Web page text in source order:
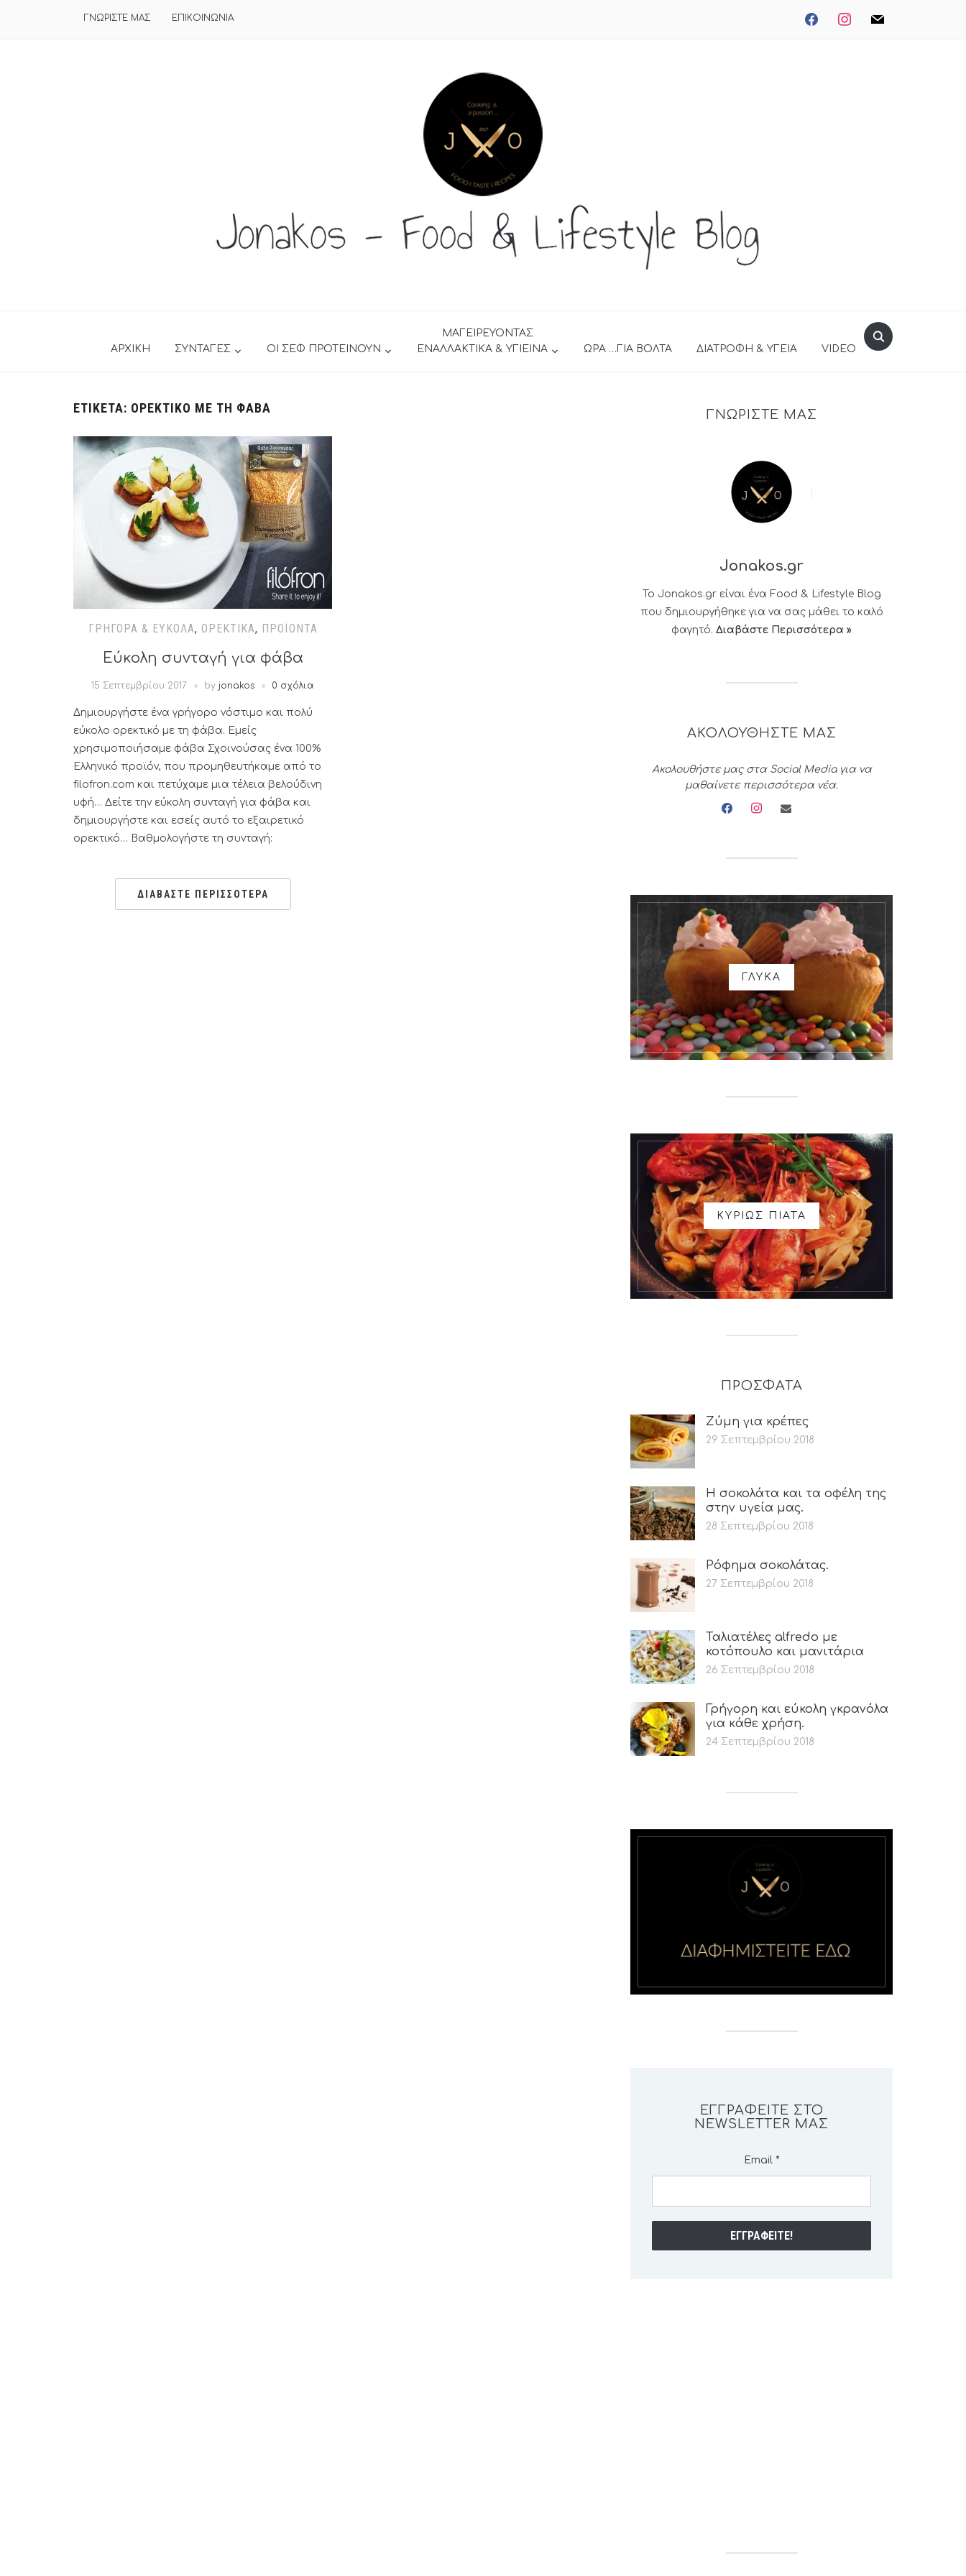
facebookinstagrammail
ΓΝΩΡΙΣΤΕ ΜΑΣ ΕΠΙΚΟΙΝΩΝΙΑ
ΑΡΧΙΚΗ ΣΥΝΤΑΓΕΣ ΟΙ ΣΕΦ ΠΡΟΤΕΙΝΟΥΝ
ΜΑΓΕΙΡΕΥΟΝΤΑΣ
ΕΝΑΛΛΑΚΤΙΚΑ & ΥΓΙΕΙΝΑ
ΩΡΑ …ΓΙΑ ΒΟΛΤΑ ΔΙΑΤΡΟΦΗ & ΥΓΕΙΑ VIDEO
ΕΤΙΚΈΤΑ: ΟΡΕΚΤΙΚΌ ΜΕ ΤΗ ΦΆΒΑ
ΓΡΉΓΟΡΑ & ΕΎΚΟΛΑ, ΟΡΕΚΤΙΚΆ, ΠΡΟΪΌΝΤΑ
Εύκολη συνταγή για φάβα
15 Σεπτεμβρίου 2017 by jonakos 0 σχόλια
Δημιουργήστε ένα γρήγορο νόστιμο και πολύ
εύκολο ορεκτικό με τη φάβα. Εμείς
χρησιμοποιήσαμε φάβα Σχοινούσας ένα 100%
Ελληνικό προϊόν, που προμηθευτήκαμε από το
filofron.com και πετύχαμε μια τέλεια βελούδινη
υφή… Δείτε την εύκολη συνταγή για φάβα και
δημιουργήστε και εσείς αυτό το εξαιρετικό
ορεκτικό… Βαθμολογήστε τη συνταγή:
ΔΙΑΒΑΣΤΕ ΠΕΡΙΣΣΟΤΕΡΑ
ΓΝΩΡΙΣΤΕ ΜΑΣ
Jonakos.gr
Το Jonakos.gr είναι ένα Food & Lifestyle Blog
που δημιουργήθηκε για να σας μάθει το καλό
φαγητό. Διαβάστε Περισσότερα »
ΑΚΟΛΟΥΘΗΣΤΕ ΜΑΣ
Ακολουθήστε μας στα Social Media για να
μαθαίνετε περισσότερα νέα.
facebookinstagramenvelope
ΓΛΥΚΑ
ΚΥΡΙΩΣ ΠΙΑΤΑ
ΠΡΟΣΦΑΤΑ
Ζύμη για κρέπες
29 Σεπτεμβρίου 2018
Η σοκολάτα και τα οφέλη της
στην υγεία μας.
28 Σεπτεμβρίου 2018
Ρόφημα σοκολάτας.
27 Σεπτεμβρίου 2018
Ταλιατέλες alfredo με
κοτόπουλο και μανιτάρια
26 Σεπτεμβρίου 2018
Γρήγορη και εύκολη γκρανόλα
για κάθε χρήση.
24 Σεπτεμβρίου 2018
ΕΓΓΡΑΦΕΊΤΕ ΣΤΟ
NEWSLETTER ΜΑΣ
Email *